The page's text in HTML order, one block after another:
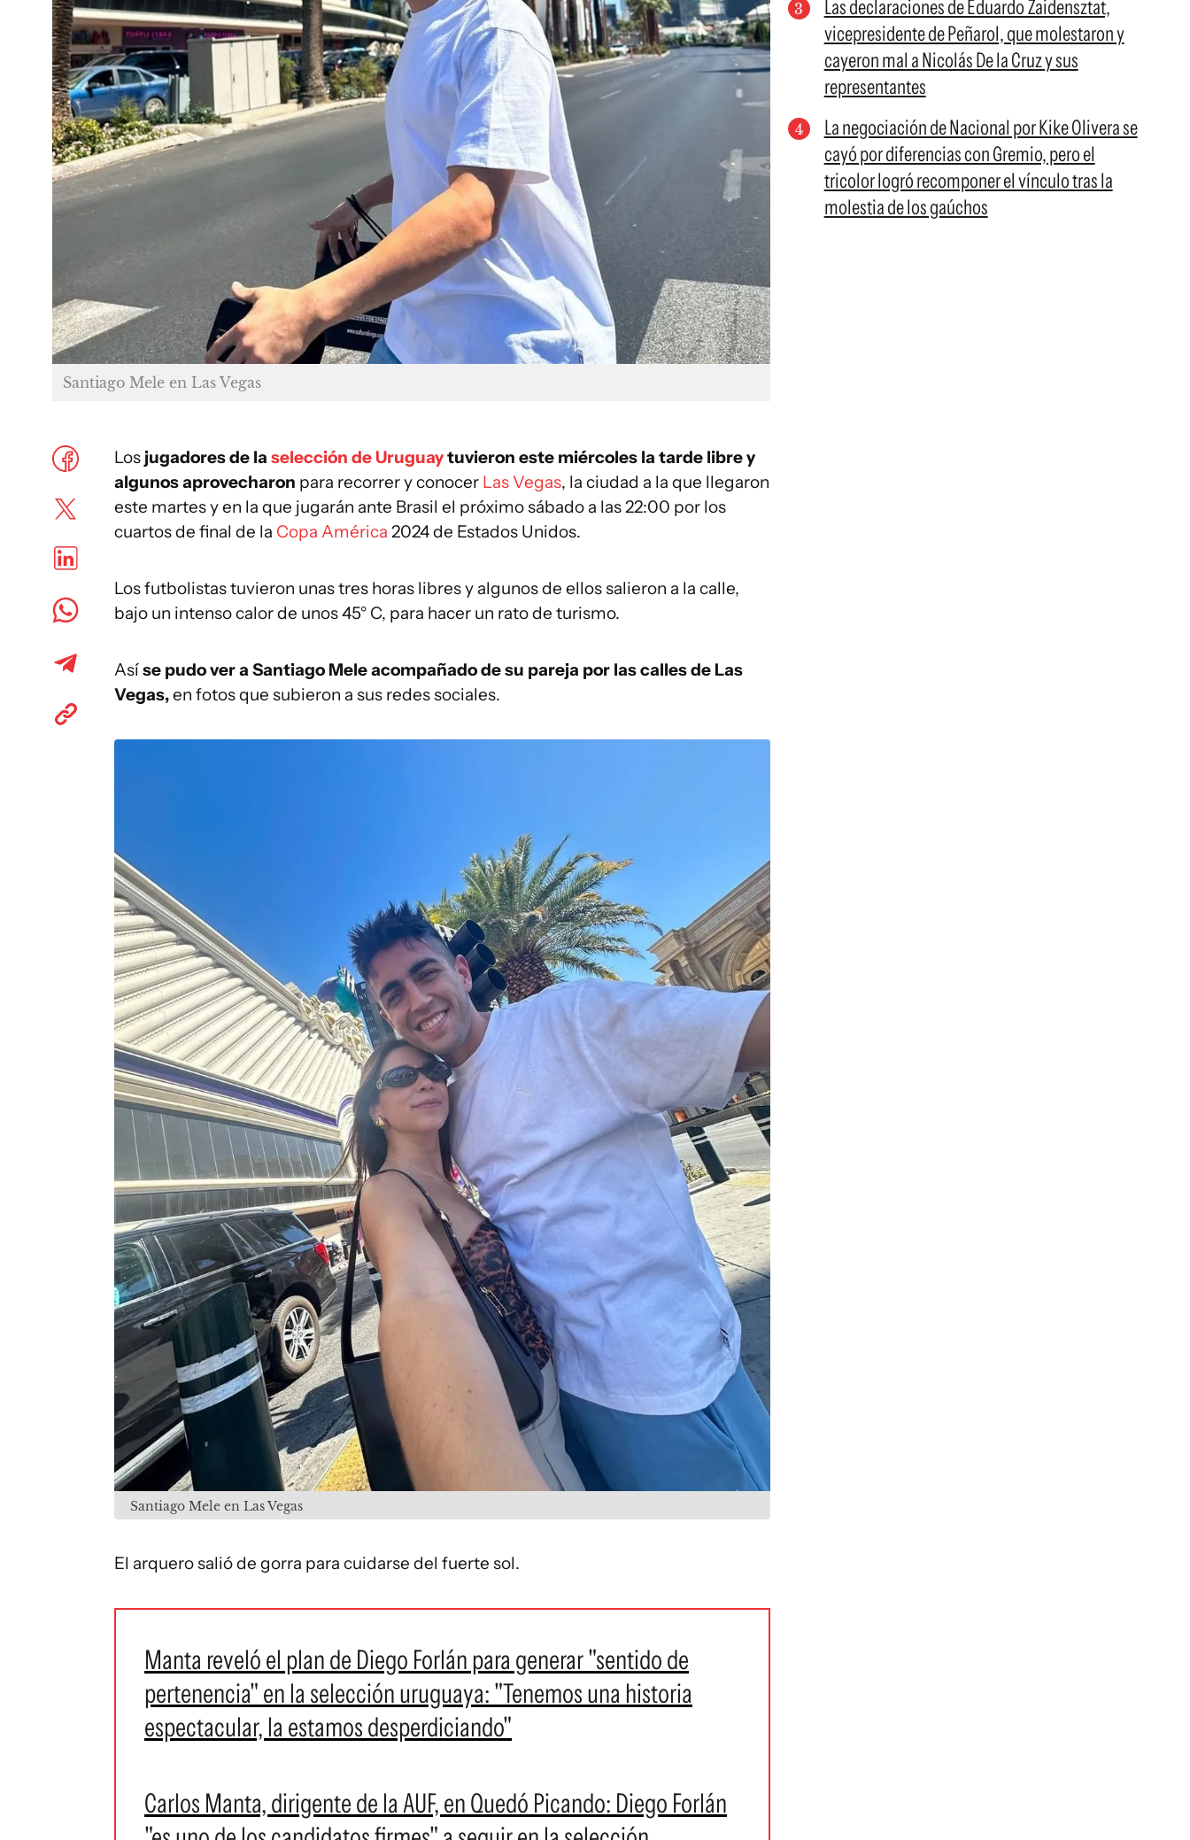
Santiago Mele en Las Vegas
Los jugadores de la selección de Uruguaytuvieron este miércoles la tarde libre y
algunos aprovecharon para recorrer y conocer Las Vegas, la ciudad a la que llegaron
este martes y en la que jugarán ante Brasil el próximo sábado a las 22:00 por los
cuartos de final de la Copa América 2024 de Estados Unidos.
Los futbolistas tuvieron unas tres horas libres y algunos de ellos salieron a la calle,
bajo un intenso calor de unos 45° C, para hacer un rato de turismo.
Asíse pudo ver a Santiago Mele acompañado de su pareja por las calles de Las
Vegas,en fotos que subieron a sus redes sociales.
Santiago Mele en Las Vegas
El arquero salió de gorra para cuidarse del fuerte sol.
Manta reveló el plan de Diego Forlán para generar "sentido de
pertenencia" en la selección uruguaya: "Tenemos una historia
espectacular, la estamos desperdiciando"
Carlos Manta, dirigente de la AUF, en Quedó Picando: Diego Forlán
Las declaraciones de Eduardo Zaidensztat,
vicepresidente de Peñarol, que molestaron y
cayeron mal a Nicolás De la Cruz y sus
representantes
La negociación de Nacional por Kike Olivera se
cayó por diferencias con Gremio, pero el
tricolor logró recomponer el vínculo tras la
molestia de los gaúchos